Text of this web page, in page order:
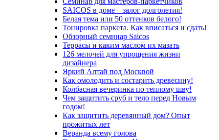
SAICOS в доме – залог долголетия!
Белая тема или 50 оттенков белого!
Тонировка паркета. Как вписаться и сдать!
Обзорный семинар Saicos
Террасы и каким маслом их мазать
126 мелочей для упрощения жизни
дизайнера
Яркий Алтай под Москвой
Как омолодить и состарить древесину!
Колбасная вечеринка по теплому шву!
Чем защитить сруб и тело перед Новым
годом!
Как защитить деревянный дом? Опыт
прожитых лет
Веранда всему голова